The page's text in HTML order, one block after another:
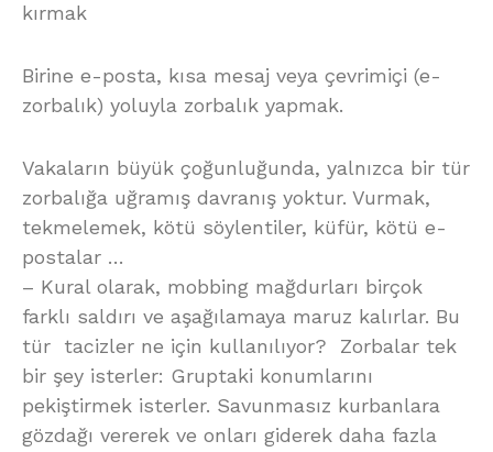
kırmak
Birine e-posta, kısa mesaj veya çevrimiçi (e-
zorbalık) yoluyla zorbalık yapmak.
Vakaların büyük çoğunluğunda, yalnızca bir tür
zorbalığa uğramış davranış yoktur. Vurmak,
tekmelemek, kötü söylentiler, küfür, kötü e-
postalar …
– Kural olarak, mobbing mağdurları birçok
farklı saldırı ve aşağılamaya maruz kalırlar. Bu
tür tacizler ne için kullanılıyor? Zorbalar tek
bir şey isterler: Gruptaki konumlarını
pekiştirmek isterler. Savunmasız kurbanlara
gözdağı vererek ve onları giderek daha fazla